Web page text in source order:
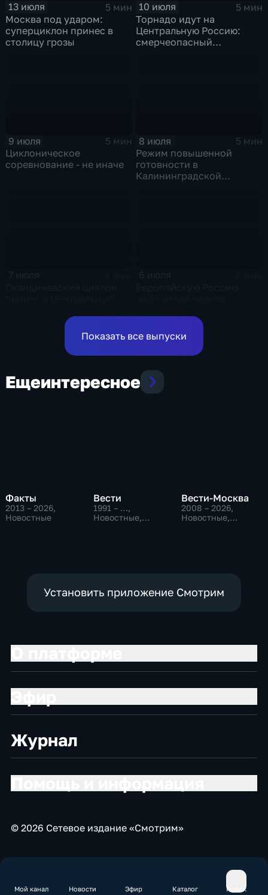
Мой канал Новости Эфир Каталог Поиск
13 июля
5 мин
Москва под ударом:
суперциклон принес в
столицу грозы
10 июля
5 мин
Торнадо идут на
Центральную Россию:
смерчеопасный
9 июля
5 мин
Циклоническое
соревнование - не иначе
8 июля
5 мин
Режим повышенной
готовности в
Калининградской
Показать все выпуски
Ещеинтересное
Факты
2013 – 2026,
Новостные
Вести
1991 – …,
Новостные,
Вести-Москва
2008 – 2026,
Новостные,
Установить приложение Смотрим
Журнал
© 2026 Сетевое издание «Смотрим»